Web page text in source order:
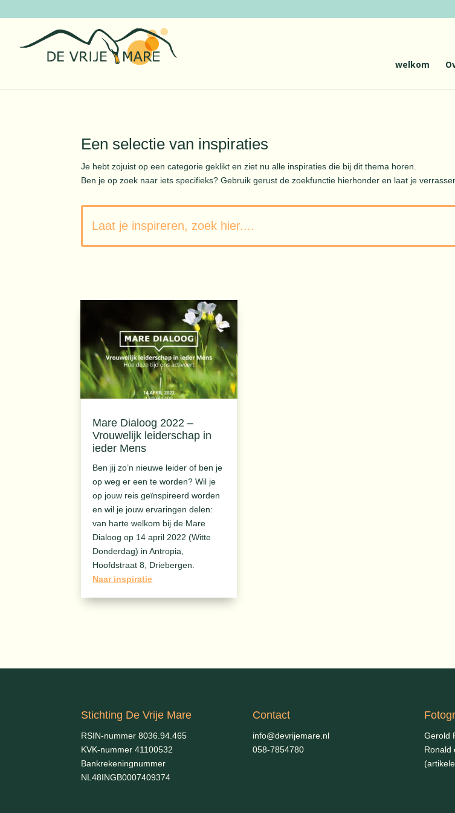
welkom
Een selectie van inspiraties
Je hebt zojuist op een categorie geklikt en ziet nu alle inspiraties die bij dit thema horen.
Ben je op zoek naar iets specifieks? Gebruik gerust de zoekfunctie hierhonder en laat je
Mare Dialoog 2022 –
Vrouwelijk leiderschap in
ieder Mens
Ben jij zo’n nieuwe leider of ben je
op weg er een te worden? Wil je
op jouw reis geïnspireerd worden
en wil je jouw ervaringen delen:
van harte welkom bij de Mare
Dialoog op 14 april 2022 (Witte
Donderdag) in Antropia,
Hoofdstraat 8, Driebergen.
Naar inspiratie
Stichting De Vrije Mare
RSIN-nummer 8036.94.465
KVK-nummer 41100532
Bankrekeningnummer
NL48INGB0007409374
Contact
info@devrijemare.nl
058-7854780
Gerold
Ronald